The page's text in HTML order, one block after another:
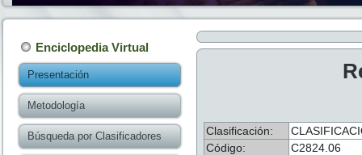
Enciclopedia Virtual
Presentación
Metodología
Búsqueda por Clasificadores Clasificación:
Código:
C2824.06